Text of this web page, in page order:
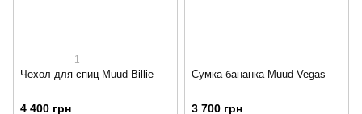
1
Чехол для спиц Muud Billie
4 400 грн
Сумка-бананка Muud Vegas
3 700 грн